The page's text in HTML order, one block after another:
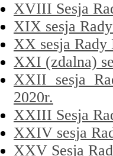
XVIII Sesja
XIX sesja
XX sesja Rady
XXI (zdalna)
XXII sesja
2020r.
XXIII Sesja
XXIV sesja
XXV Sesja